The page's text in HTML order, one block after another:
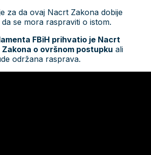
za da ovaj Nacrt Zakona dobije
se mora raspraviti o istom.
FBiH prihvatio je Nacrt
Zakona o ovršnom postupku ali
održana rasprava.